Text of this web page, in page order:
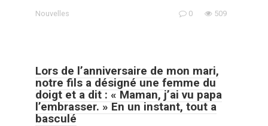
Nouvelles 0 509
Lors de l’anniversaire de mon mari,
notre fils a désigné une femme du
doigt et a dit : « Maman, j’ai vu papa
l’embrasser. » En un instant, tout a
basculé